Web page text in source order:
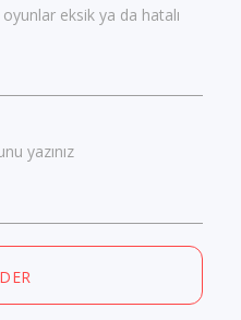
eksik ya da hatalı
yazınız